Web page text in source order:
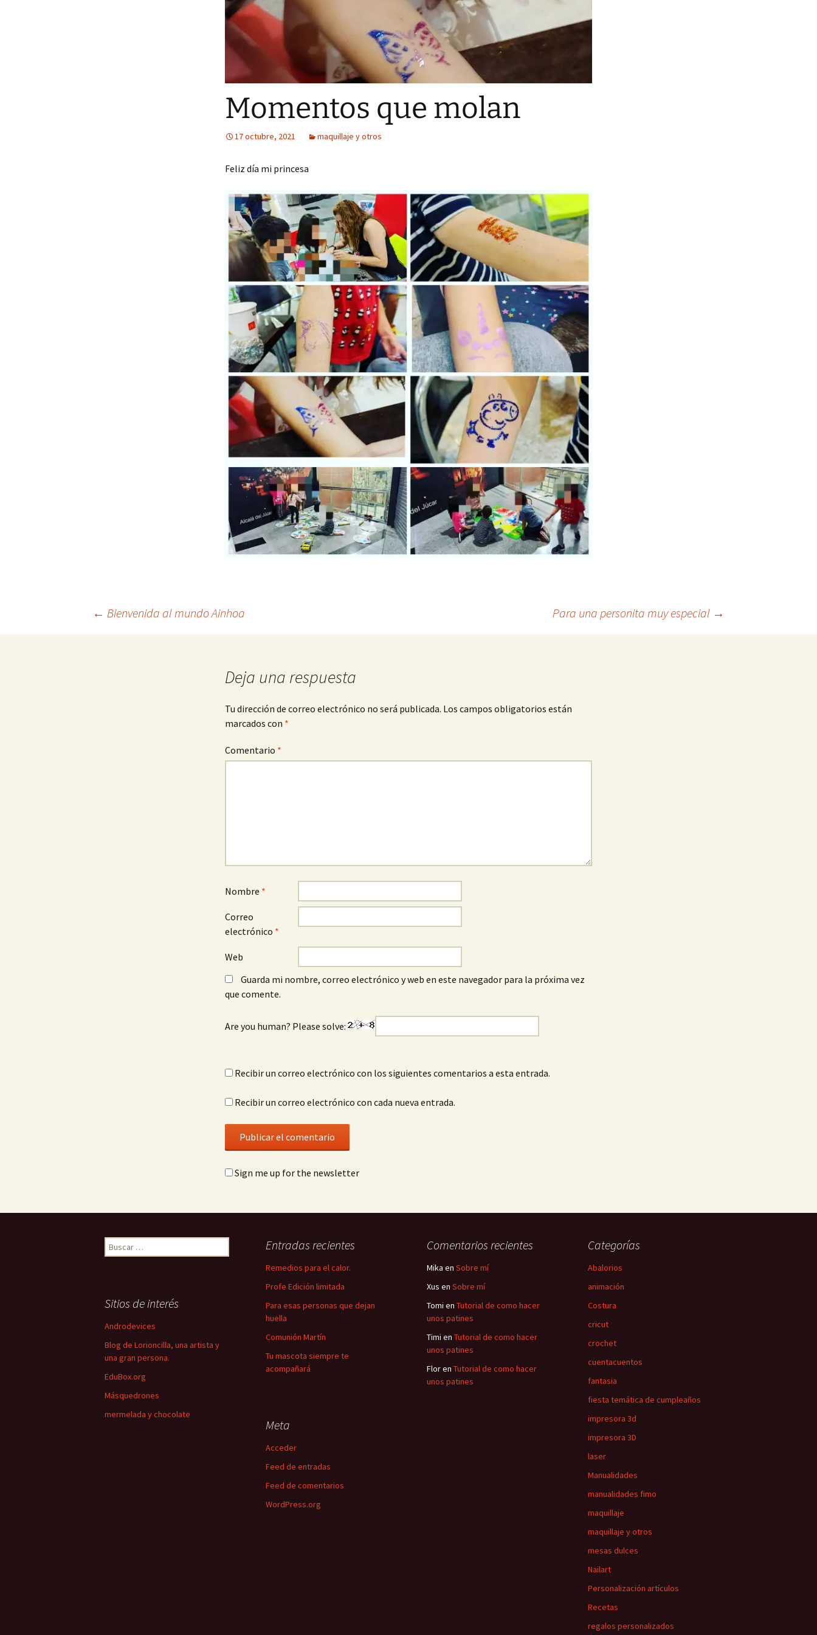
Momentos que molan
17 octubre, 2021 maquillaje y otros
Feliz día mi princesa
Navegación
← Bienvenida al mundo Ainhoa Para una personita muy especial →
Deja una respuesta
Tu dirección de correo electrónico no será publicada. Los campos obligatorios están
marcados con *
Comentario *
Nombre *
Correo
electrónico *
Web
Guarda mi nombre, correo electrónico y web en este navegador para la próxima vez
que comente.
Are you human? Please solve:
Recibir un correo electrónico con los siguientes comentarios a esta entrada.
Recibir un correo electrónico con cada nueva entrada.
Sign me up for the newsletter
Buscar: Entradas recientes
Remedios para el calor.
Profe Edición limitada
Para esas personas que dejan
huella
Comunión Martín
Tu mascota siempre te
acompañará
Comentarios recientes
Mika en Sobre mí
Xus en Sobre mí
Tomi en Tutorial de como hacer
unos patines
Timi en Tutorial de como hacer
unos patines
Floren Tutorial de como hacer
unos patines
Categorías
Abalorios
animación
Costura
cricut
crochet
cuentacuentos
fantasia
fiesta temática de cumpleaños
impresora 3d
impresora 3D
laser
Manualidades
manualidades fimo
maquillaje
maquillaje y otros
mesas dulces
Nailart
Personalización artículos
Recetas
regalos personalizados
Sitios de interés
Androdevices
Blog de Lorioncilla, una artista y
una gran persona.
EduBox.org
Másquedrones
mermelada y chocolate
Meta
Acceder
Feed de entradas
Feed de comentarios
WordPress.org